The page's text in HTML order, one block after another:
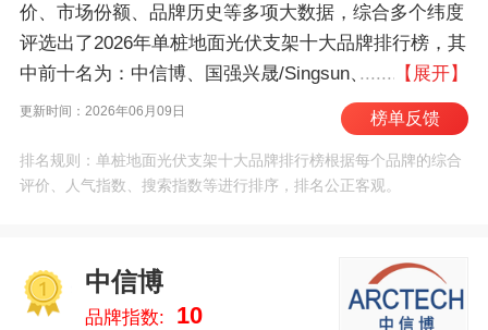
价、市场份额、品牌历史等多项大数据，综合多个纬度
评选出了2026年单桩地面光伏支架十大品牌排行榜，其
中前十名为：中信博、国强兴晟/Singsun、安泰
科/ATEC、天合跟踪/TrinaTracker、帷盛/Versolsolar、
清源股份、安泰/ANTAISOLAR、迈贝特/MIBET、爱康
科技、IronRidge 。我们致力于用最真实的数据告诉您
单桩地面光伏支架什么牌子好，供您参考。
【展开】
更新时间：2026年06月09日 榜单反馈
排名规则：单桩地面光伏支架十大品牌排行榜根据每个品牌的综合
评价、人气指数、搜索指数等进行排序，排名公正客观。
1
中信博
品牌指数: 10